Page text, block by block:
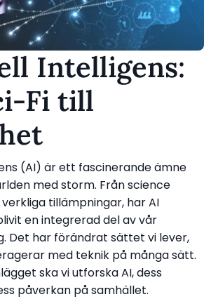
Intelligens:
Fi till
(AI) är ett fascinerande ämne
med storm. Från science
tillämpningar, har AI
en integrerad del av vår
Det har förändrat sättet vi lever,
med teknik på många sätt.
ska vi utforska AI, dess
påverkan på samhället.